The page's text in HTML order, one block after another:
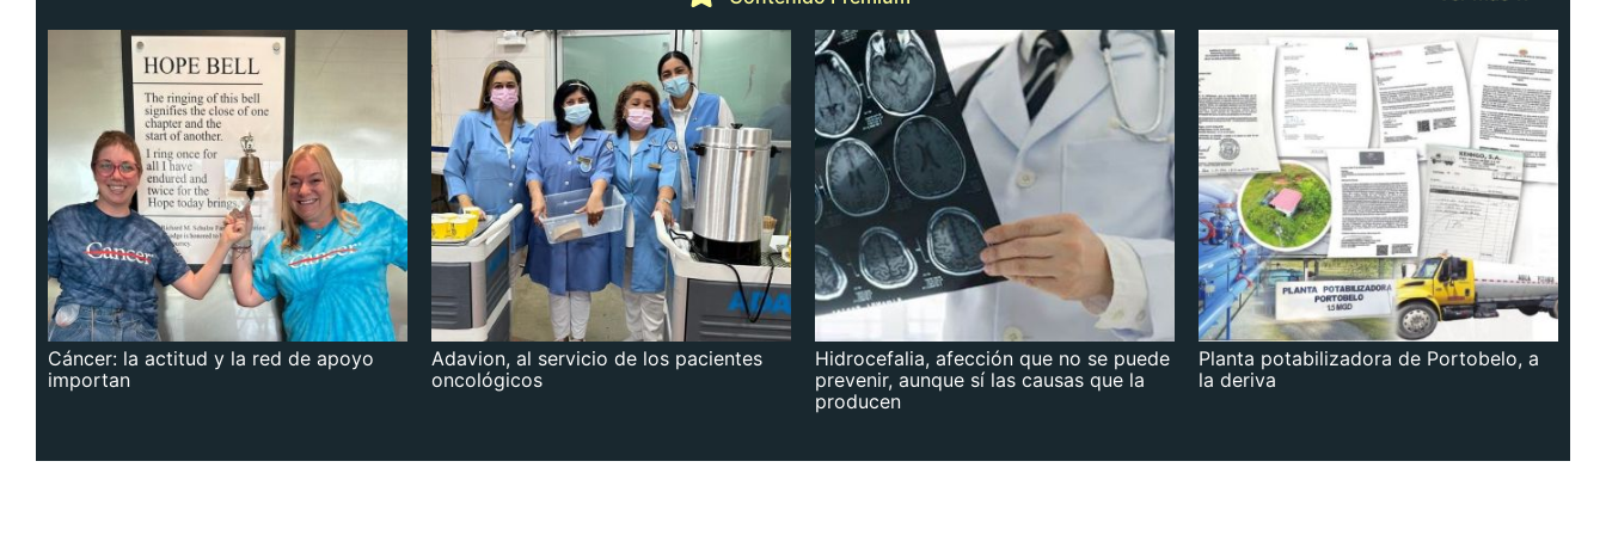
Cáncer: la actitud y la red de apoyo
importan
Adavion, al servicio de los pacientes
oncológicos
Hidrocefalia, afección que no se puede
prevenir, aunque sí las causas que la
producen
Planta potabilizadora de Portobelo, a
la deriva